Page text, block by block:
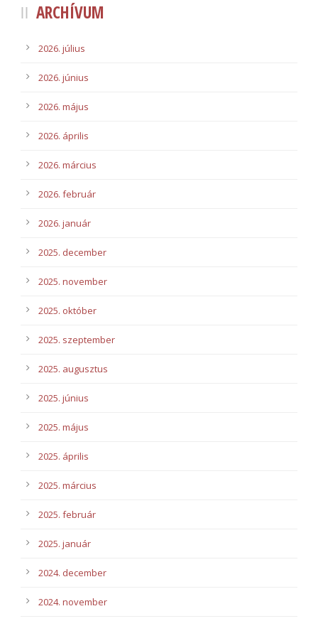
ARCHÍVUM
2026. július
2026. június
2026. május
2026. április
2026. március
2026. február
2026. január
2025. december
2025. november
2025. október
2025. szeptember
2025. augusztus
2025. június
2025. május
2025. április
2025. március
2025. február
2025. január
2024. december
2024. november